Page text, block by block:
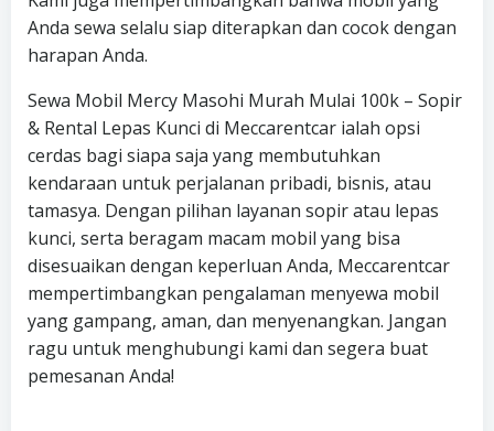
Anda sewa selalu siap diterapkan dan cocok dengan
harapan Anda.
Sewa Mobil Mercy Masohi Murah Mulai 100k – Sopir
& Rental Lepas Kunci di Meccarentcar ialah opsi
cerdas bagi siapa saja yang membutuhkan
kendaraan untuk perjalanan pribadi, bisnis, atau
tamasya. Dengan pilihan layanan sopir atau lepas
kunci, serta beragam macam mobil yang bisa
disesuaikan dengan keperluan Anda, Meccarentcar
mempertimbangkan pengalaman menyewa mobil
yang gampang, aman, dan menyenangkan. Jangan
ragu untuk menghubungi kami dan segera buat
pemesanan Anda!